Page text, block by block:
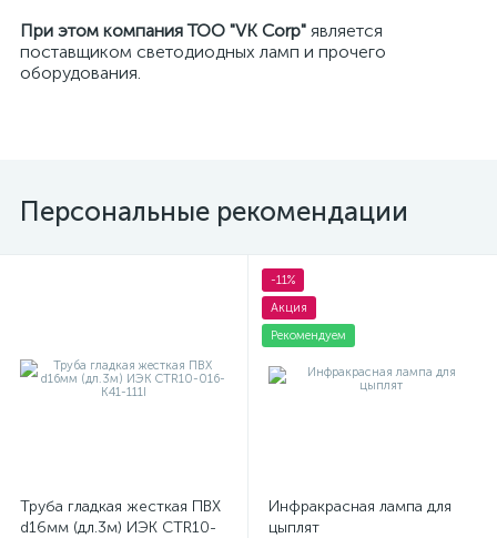
При этом компания ТОО "VK Corp" является
поставщиком светодиодных ламп и прочего
оборудования.
Персональные рекомендации
Труба гладкая жесткая ПВХ
d16мм (дл.3м) ИЭК CTR10-
-11%
Акция
Рекомендуем
Инфракрасная лампа для
цыплят